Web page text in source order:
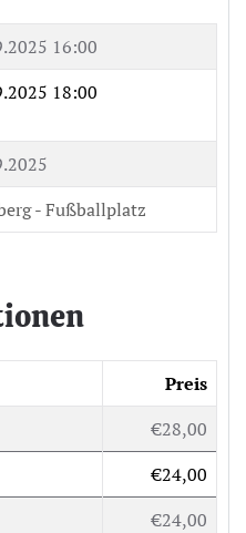
16:00
18:00
- Fußballplatz
Preis
€28,00
€24,00
€24,00